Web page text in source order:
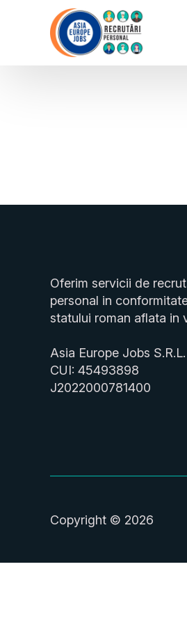
Oferim servicii de
personal in
statului roman aflata in
Asia Europe Jobs S.R.L.
CUI: 45493898
J2022000781400
Copyright © 2026